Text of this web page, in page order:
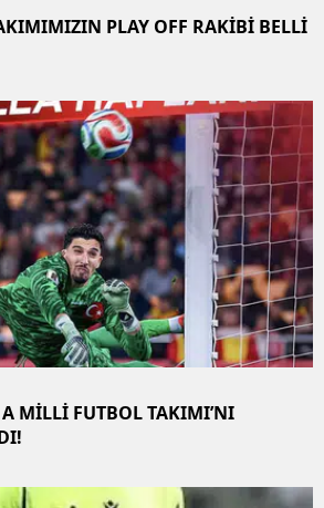
PLAY OFF RAKİBİ BELLİ
MİLLİ FUTBOL TAKIMI’NI